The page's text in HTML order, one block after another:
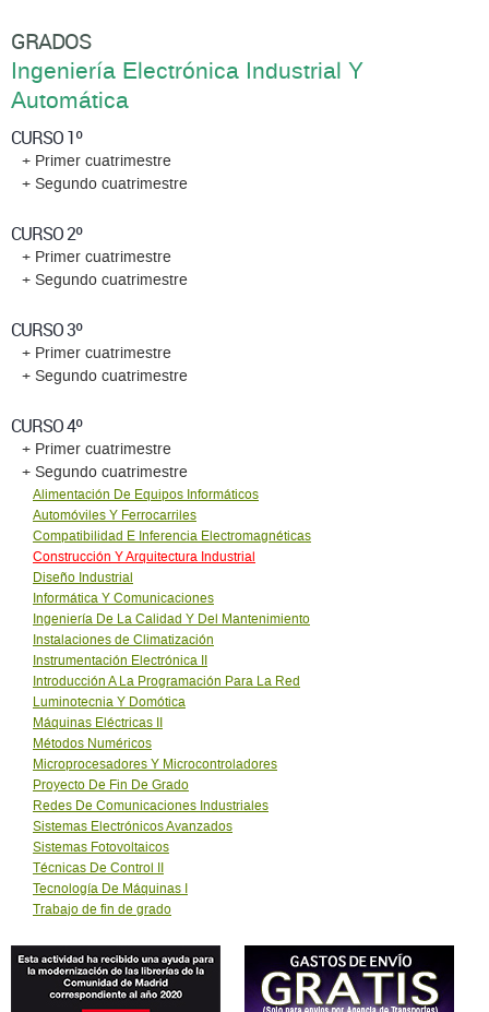
GRADOS
Ingeniería Electrónica Industrial Y
Automática
CURSO 1º
+ Primer cuatrimestre
+ Segundo cuatrimestre
CURSO 2º
+ Primer cuatrimestre
+ Segundo cuatrimestre
CURSO 3º
+ Primer cuatrimestre
+ Segundo cuatrimestre
CURSO 4º
+ Primer cuatrimestre
+ Segundo cuatrimestre
Alimentación De Equipos Informáticos
Automóviles Y Ferrocarriles
Compatibilidad E Inferencia Electromagnéticas
Construcción Y Arquitectura Industrial
Diseño Industrial
Informática Y Comunicaciones
Ingeniería De La Calidad Y Del Mantenimiento
Instalaciones de Climatización
Instrumentación Electrónica II
Introducción A La Programación Para La Red
Luminotecnia Y Domótica
Máquinas Eléctricas II
Métodos Numéricos
Microprocesadores Y Microcontroladores
Proyecto De Fin De Grado
Redes De Comunicaciones Industriales
Sistemas Electrónicos Avanzados
Sistemas Fotovoltaicos
Técnicas De Control II
Tecnología De Máquinas I
Trabajo de fin de grado